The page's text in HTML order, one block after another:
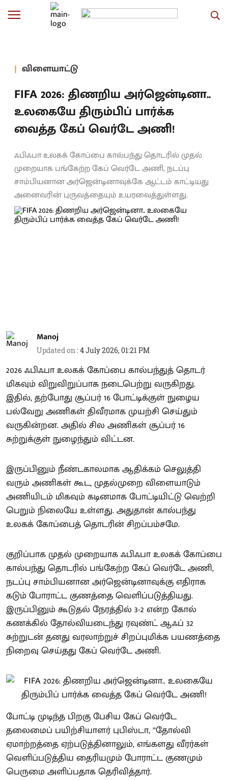
விளையாட்டு
FIFA 2026: திணறிய அர்ஜென்டினா..
உலகையே திரும்பிப் பார்க்க
வைத்த கேப் வெர்டே அணி!
ஃபிஃபா உலகக் கோப்பை கால்பந்து தொடரில் முதல்
முறையாக பங்கேற்ற கேப் வெர்டே அணி, நடப்பு
சாம்பியனான அர்ஜென்டினாவுக்கே ஆட்டம் காட்டியது
அனைவரின் புருவத்தையும் உயரவைத்துள்ளது.
Manoj
Updated on :4 July 2026, 01:21 PM
2026 ஃபிஃபா உலகக் கோப்பை கால்பந்துத் தொடர்
மிகவும் விறுவிறுப்பாக நடைபெற்று வருகிறது.
இதில், தற்போது சூப்பர் 16 போட்டிக்குள் நுழைய
பல்வேறு அணிகள் திவீரமாக முயற்சி செய்தும்
வருகின்றன. அதில் சில அணிகள் சூப்பர் 16
சுற்றுக்குள் நுழைந்தும் விட்டன.
இருப்பினும் நீண்டகாலமாக ஆதிக்கம் செலுத்தி
வரும் அணிகள் கூட, முதல்முறை விளையாடும்
அணியிடம் மிகவும் கடினமாக போட்டியிட்டு வெற்றி
பெறும் நிலையே உள்ளது. அதுதான் கால்பந்து
உலகக் கோப்பைத் தொடரின் சிறப்பம்சமே.
குறிப்பாக முதல் முறையாக ஃபிஃபா உலகக் கோப்பை
கால்பந்து தொடரில் பங்கேற்ற கேப் வெர்டே அணி,
நடப்பு சாம்பியனான அர்ஜென்டினாவுக்கு எதிராக
கடும் போராட்ட குணத்தை வெளிப்படுத்தியது.
இருப்பினும் கூடுதல் நேரத்தில் 3-2 என்ற கோல்
கணக்கில் தோல்வியடைந்து ரவுண்ட் ஆஃப் 32
சுற்றுடன் தனது வரலாற்றுச் சிறப்புமிக்க பயணத்தை
நிறைவு செய்தது கேப் வெர்டே அணி.
போட்டி முடிந்த பிறகு பேசிய கேப் வெர்டே
தலைமைப் பயிற்சியாளர் புபிஸ்டா, ”தோல்வி
ஏமாற்றத்தை ஏற்படுத்தினாலும், எங்களது வீரர்கள்
வெளிப்படுத்திய தைரியமும் போராட்ட குணமும்
பெருமை அளிப்பதாக தெரிவித்தார்.